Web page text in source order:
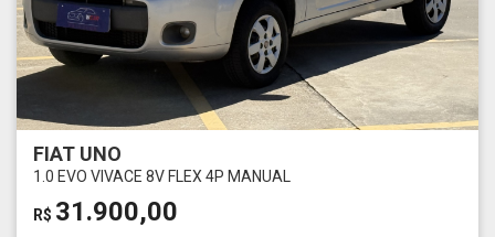
FIAT UNO
1.0 EVO VIVACE 8V FLEX 4P MANUAL
R$ 31.900,00